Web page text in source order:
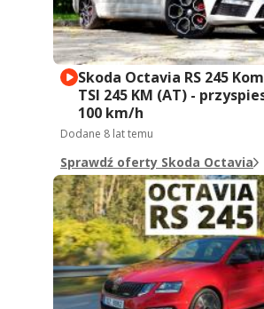
Skoda Octavia RS 245
TSI 245 KM (AT) -
100 km/h
Dodane 8 lat temu
Sprawdź oferty Skoda Octavia